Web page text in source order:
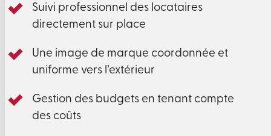
Suivi professionnel des locataires
directement sur place
Une image de marque coordonnée et
uniforme vers l’extérieur
Gestion des budgets en tenant compte
des coûts